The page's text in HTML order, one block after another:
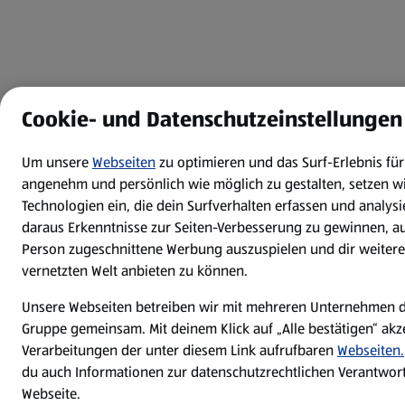
Cookie- und Datenschutzeinstellungen
Um unsereWebseitenzu optimieren und das Surf-Erlebnis
angenehm und persönlich wie möglich zu gestalten, setzen
Technologien ein, die dein Surfverhalten erfassen und
daraus Erkenntnisse zur Seiten-Verbesserung zu gewinnen,
Person zugeschnittene Werbung auszuspielen und dir
vernetzten Welt anbieten zu können.
Unsere Webseiten betreiben wir mit mehreren Unternehmen
Gruppe gemeinsam. Mit deinem Klick auf „Alle bestätigen“
Verarbeitungen der unter diesem Link aufrufbarenWebseiten.
du auch Informationen zur datenschutzrechtlichen
Webseite.